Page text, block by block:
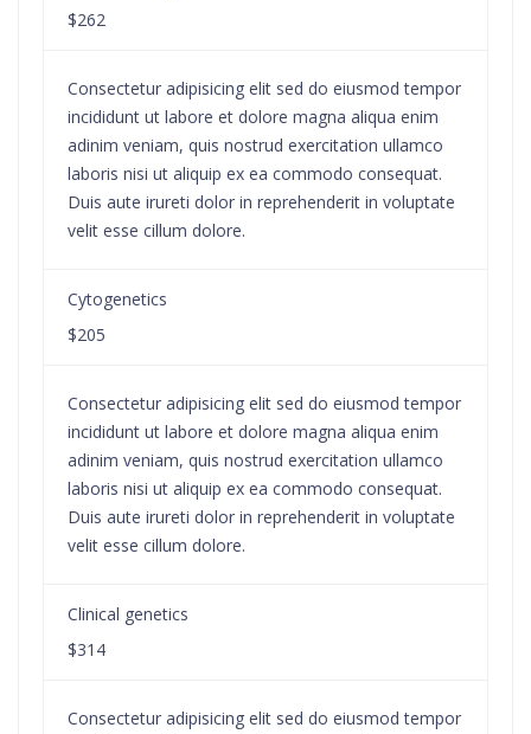
$262
Consectetur adipisicing elit sed do eiusmod tempor
incididunt ut labore et dolore magna aliqua enim
adinim veniam, quis nostrud exercitation ullamco
laboris nisi ut aliquip ex ea commodo consequat.
Duis aute irureti dolor in reprehenderit in voluptate
velit esse cillum dolore.
Cytogenetics
$205
Consectetur adipisicing elit sed do eiusmod tempor
incididunt ut labore et dolore magna aliqua enim
adinim veniam, quis nostrud exercitation ullamco
laboris nisi ut aliquip ex ea commodo consequat.
Duis aute irureti dolor in reprehenderit in voluptate
velit esse cillum dolore.
Clinical genetics
$314
Consectetur adipisicing elit sed do eiusmod tempor